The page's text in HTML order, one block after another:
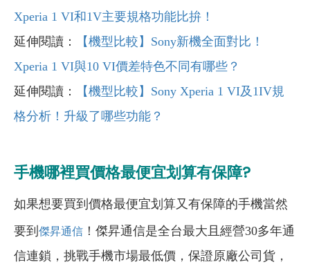
Xperia 1 VI和1V主要規格功能比拚！
延伸閱讀：
【機型比較】Sony新機全面對比！
Xperia 1 VI與10 VI價差特色不同有哪些？
延伸閱讀：
【機型比較】Sony Xperia 1 VI及1IV規
格分析！升級了哪些功能？
手機哪裡買價格最便宜划算有保障?
如果想要買到價格最便宜划算又有保障的手機當然
要到 傑昇通信 ！傑昇通信是全台最大且經營30多年通
信連鎖，挑戰手機市場最低價，保證原廠公司貨，